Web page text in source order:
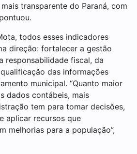
transparente do Paraná, com
todos esses indicadores
direção: fortalecer a gestão
responsabilidade fiscal, da
das informações
municipal. “Quanto maior
dados contábeis, mais
tem para tomar decisões,
aplicar recursos que
melhorias para a população”,